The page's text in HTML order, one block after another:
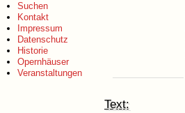
Suchen
Kontakt
Impressum
Datenschutz
Historie
Opernhäuser
Veranstaltungen
Text: